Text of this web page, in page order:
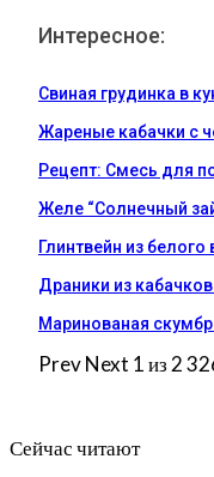
Интересное:
Свиная грудинка в
Жареные кабачки с
Рецепт: Смесь для
Желе “Солнечный
Глинтвейн из
Драники из
Маринованая
PrevNext 1 из 2
Сейчас читают